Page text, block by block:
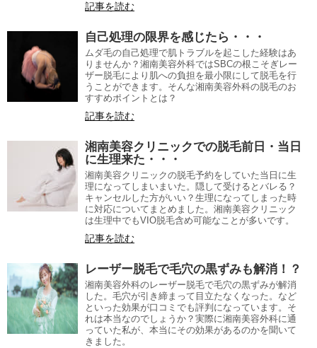
記事を読む
自己処理の限界を感じたら・・・
ムダ毛の自己処理で肌トラブルを起こした経験はあ
りませんか？湘南美容外科ではSBCの根こそぎレー
ザー脱毛により肌への負担を最小限にして脱毛を行
うことができます。そんな湘南美容外科の脱毛のお
すすめポイントとは？
記事を読む
湘南美容クリニックでの脱毛前日・当日
に生理来た・・・
湘南美容クリニックの脱毛予約をしていた当日に生
理になってしまいまいた。隠して受けるとバレる？
キャンセルした方がいい？生理になってしまった時
に対応についてまとめました。湘南美容クリニック
は生理中でもVIO脱毛含め可能なことが多いです。
記事を読む
レーザー脱毛で毛穴の黒ずみも解消！？
湘南美容外科のレーザー脱毛で毛穴の黒ずみが解消
した。毛穴が引き締まって目立たなくなった。など
といった効果が口コミでも評判になっています。そ
れは本当なのでしょうか？実際に湘南美容外科に通
っていた私が、本当にその効果があるのかを聞いて
きました。